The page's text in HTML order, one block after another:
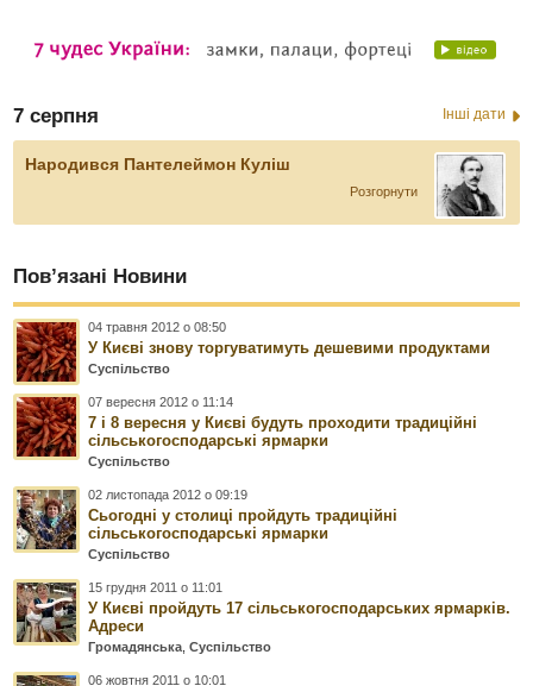
7 серпня Інші дати
Народився Пантелеймон Куліш
Розгорнути
Пов’язані Новини
04 травня 2012 о 08:50
У Києві знову торгуватимуть дешевими продуктами
Суспільство
07 вересня 2012 о 11:14
7 і 8 вересня у Києві будуть проходити традиційні
сільськогосподарські ярмарки
Суспільство
02 листопада 2012 о 09:19
Сьогодні у столиці пройдуть традиційні
сільськогосподарські ярмарки
Суспільство
15 грудня 2011 о 11:01
У Києві пройдуть 17 сільськогосподарських ярмарків.
Адреси
Громадянська ,Суспільство
06 жовтня 2011 о 10:01